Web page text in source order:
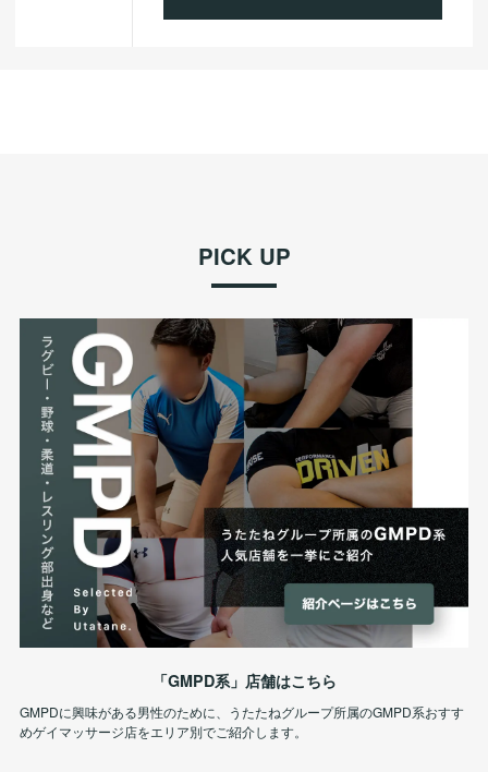
PICK UP
「GMPD系」店舗はこちら
GMPDに興味がある男性のために、うたたねグループ所属のGMPD系おすす
めゲイマッサージ店をエリア別でご紹介します。